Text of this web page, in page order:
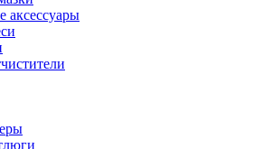
аксессуары